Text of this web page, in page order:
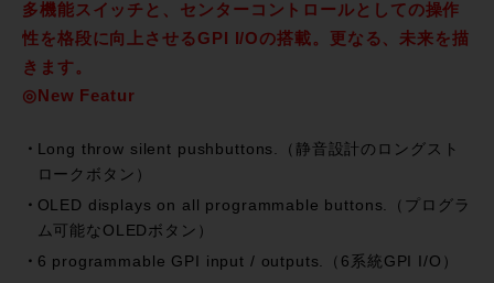
多機能スイッチと、センターコントロールとしての操作
性を格段に向上させるGPI I/Oの搭載。更なる、未来を描
きます。
◎New Featur
Long throw silent pushbuttons.（静音設計のロングスト
ロークボタン）
OLED displays on all programmable buttons.（プログラ
ム可能なOLEDボタン）
6 programmable GPI input / outputs.（6系統GPI I/O）